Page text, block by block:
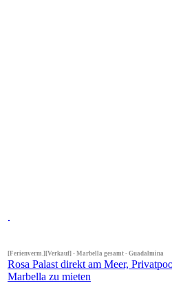
[Ferienverm.][Verkauf] - Marbella gesamt - Guadalmina
Rosa Palast direkt am Meer,
Marbella zu mieten